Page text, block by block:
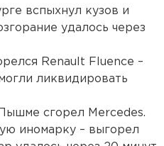
вспыхнул кузов и
удалось через
Renault Fluence –
ликвидировать
сгорел Mercedes.
иномарку – выгорел